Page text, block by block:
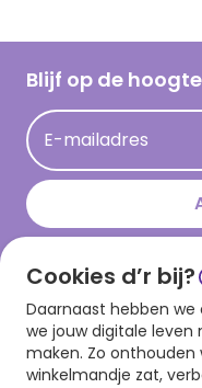
Hallmark Kaartclub
Acties
Persberichten
Cadeau inspiratie
Op kamp gedichten en
Leuke en grappige op
kamppost inspiratie
Blijf op de hoogte
E-mailadres
Download onze
Cookies d’r bij?
Daarnaast hebben we
we jouw digitale leven
maken. Zo onthouden
winkelmandje zat,